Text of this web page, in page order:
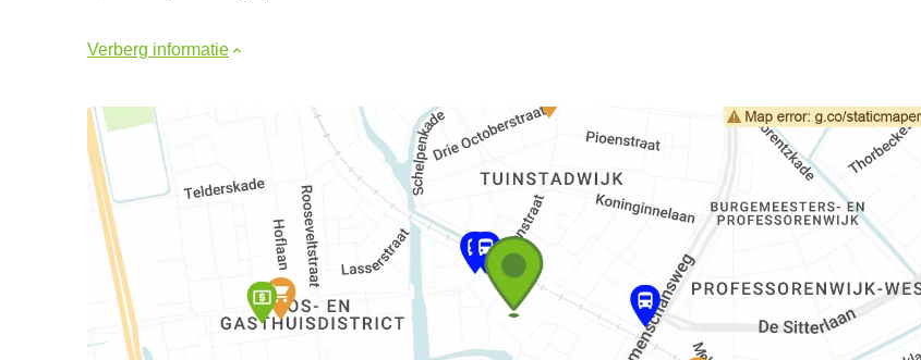
Verberg informatie